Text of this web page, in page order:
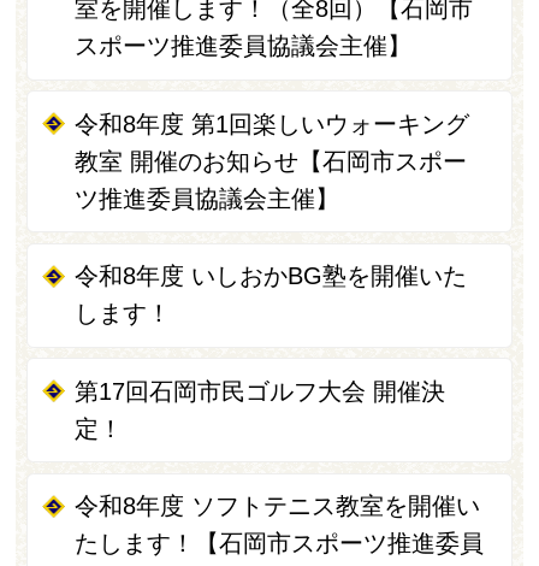
室を開催します！（全8回）【石岡市
スポーツ推進委員協議会主催】
令和8年度 第1回楽しいウォーキング
教室 開催のお知らせ【石岡市スポー
ツ推進委員協議会主催】
令和8年度 いしおかBG塾を開催いた
します！
第17回石岡市民ゴルフ大会 開催決
定！
令和8年度 ソフトテニス教室を開催い
たします！【石岡市スポーツ推進委員